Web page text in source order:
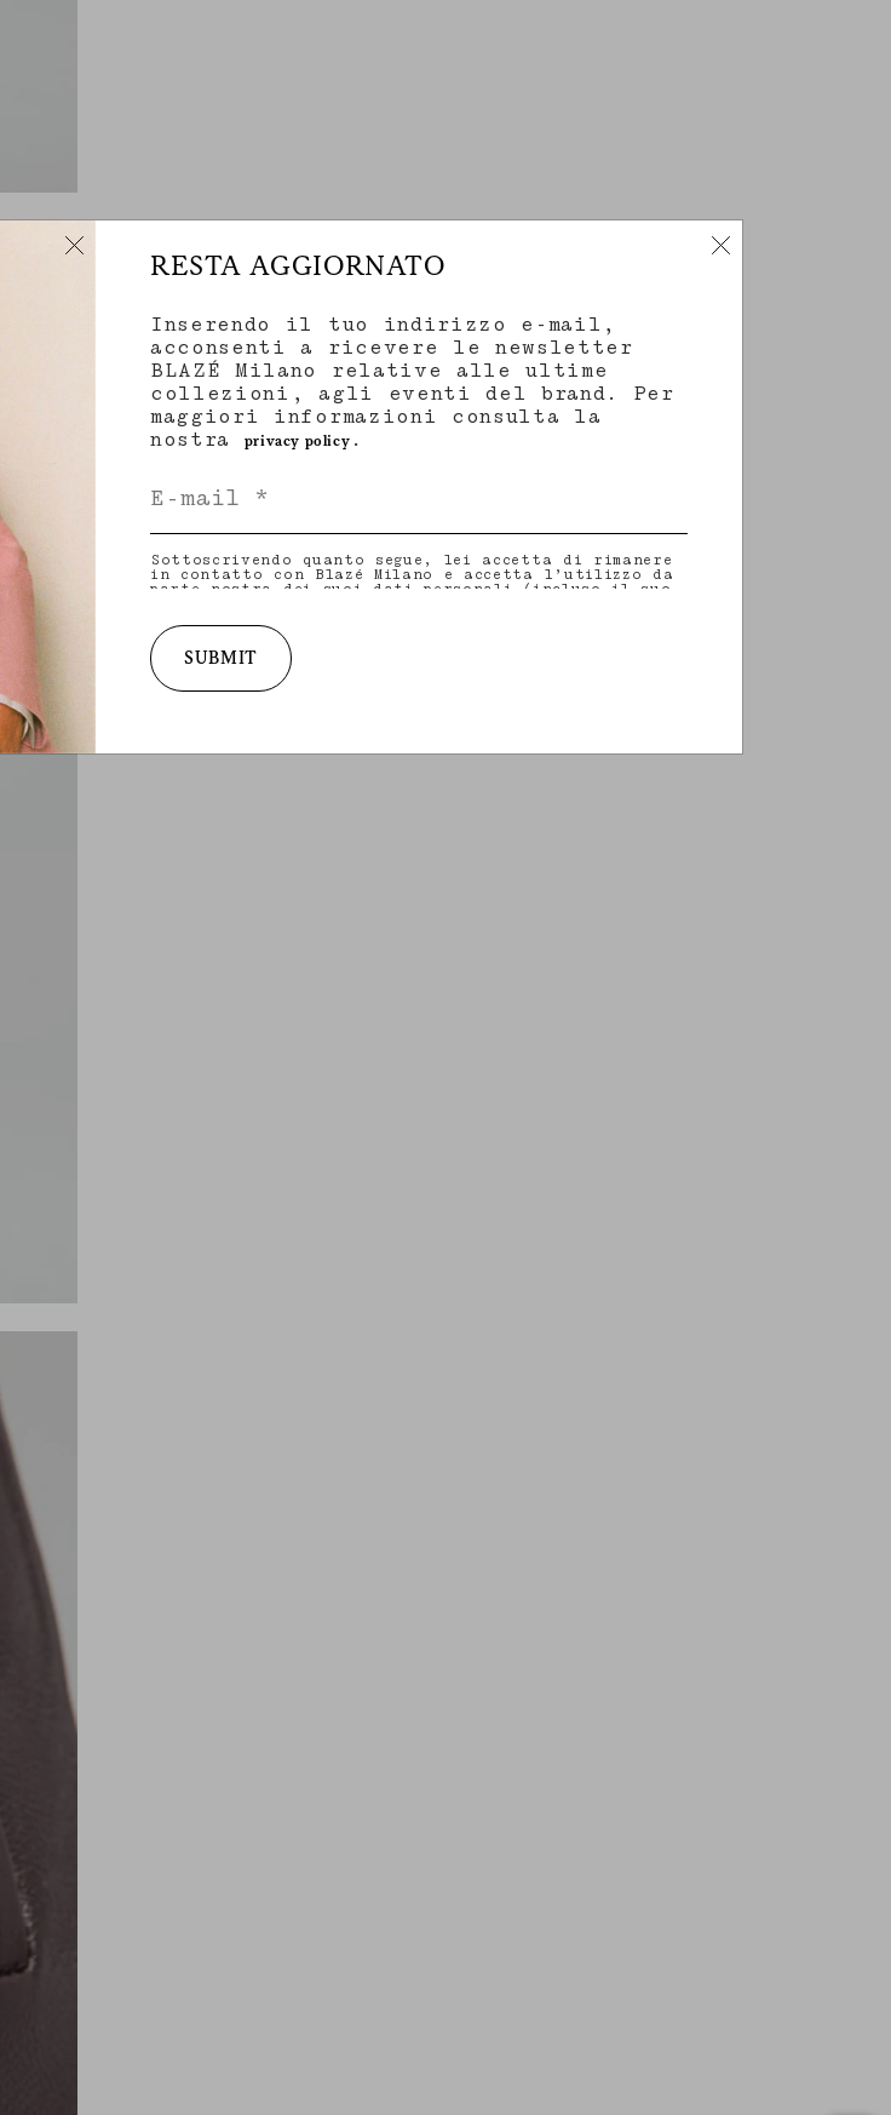
RESTA AGGIORNATO
Inserendo il tuo indirizzo e-mail,
acconsenti a ricevere le newsletter
BLAZÉ Milano relative alle ultime
collezioni, agli eventi del brand. Per
maggiori informazioni consulta la
nostra
privacy policy .
Sottoscrivendo quanto segue, lei accetta di rimanere
in contatto con Blazé Milano e accetta l’utilizzo da
parte nostra dei suoi dati personali (incluso il suo
personalizzati in merito alle nostre ultime
collezioni, iniziative, eventi, prodotti e servizi.
per maggiori informazioni sulle nostre pratiche in
materia di privacy sui suoi diritti (incluso il
diritto a ritirare il consenso), la preghiamo di
SUBMIT